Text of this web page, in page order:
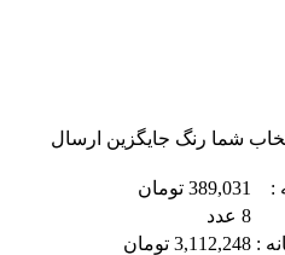
شما رنگ جایگزین ارسال
:
389,031 تومان
8 عدد
: 3,112,248 تومان